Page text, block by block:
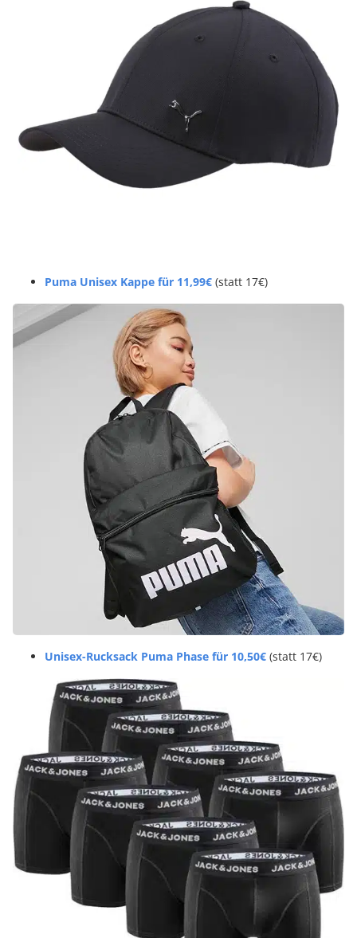
Puma Unisex Kappe für 11,99€ (statt 17€)
Unisex-Rucksack Puma Phase für 10,50€ (statt 17€)